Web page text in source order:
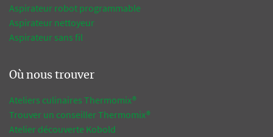
Aspirateur robot programmable
Aspirateur nettoyeur
Aspirateur sans fil
Où nous trouver
Ateliers culinaires Thermomix®
Trouver un conseiller Thermomix®
Atelier découverte Kobold